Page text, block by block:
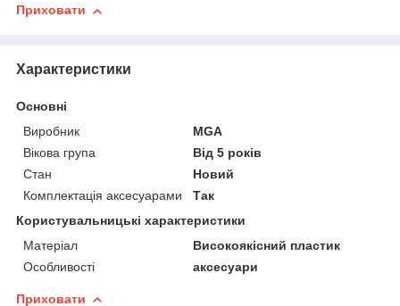
Приховати
Характеристики
Основні
Виробник
MGA
Вікова група
Від 5 років
Стан
Новий
Комплектація аксесуарами
Так
Користувальницькі характеристики
Матеріал
Високоякісний пластик
Особливості
аксесуари
Приховати